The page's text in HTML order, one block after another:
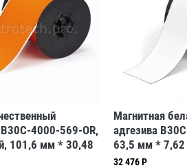
4000-569-OR,
101,6 мм * 30,48
35/37)
Магнитная
адгезива
63,5 мм *
(BBP31/33/35/
32 476 Р